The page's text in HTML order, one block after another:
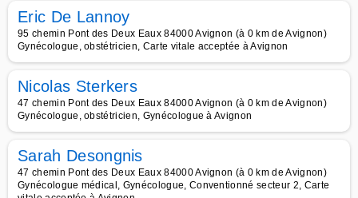
Eric De Lannoy
95 chemin Pont des Deux Eaux 84000 Avignon (à 0 km de Avignon)
Gynécologue, obstétricien, Carte vitale acceptée à Avignon
Nicolas Sterkers
47 chemin Pont des Deux Eaux 84000 Avignon (à 0 km de Avignon)
Gynécologue, obstétricien, Gynécologue à Avignon
Sarah Desongnis
47 chemin Pont des Deux Eaux 84000 Avignon (à 0 km de Avignon)
Gynécologue médical, Gynécologue, Conventionné secteur 2, Carte